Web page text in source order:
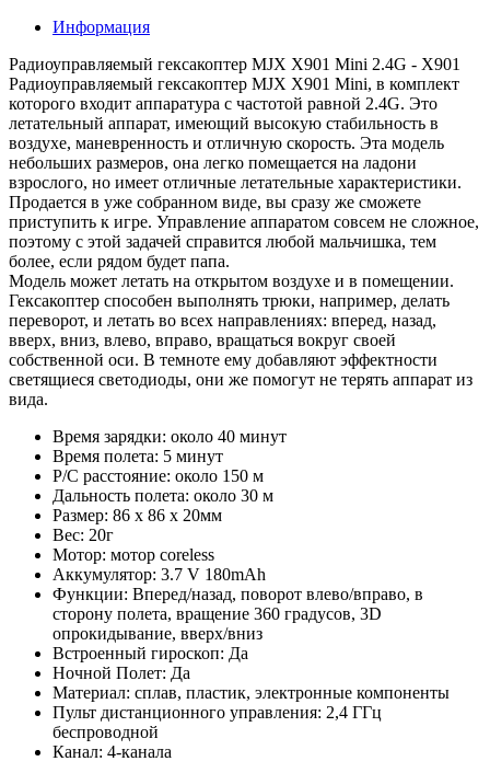
Информация
Радиоуправляемый гексакоптер MJX X901 Mini 2.4G - X901
Радиоуправляемый гексакоптер MJX X901 Mini, в комплект
которого входит аппаратура с частотой равной 2.4G. Это
летательный аппарат, имеющий высокую стабильность в
воздухе, маневренность и отличную скорость. Эта модель
небольших размеров, она легко помещается на ладони
взрослого, но имеет отличные летательные характеристики.
Продается в уже собранном виде, вы сразу же сможете
приступить к игре. Управление аппаратом совсем не сложное,
поэтому с этой задачей справится любой мальчишка, тем
более, если рядом будет папа.
Модель может летать на открытом воздухе и в помещении.
Гексакоптер способен выполнять трюки, например, делать
переворот, и летать во всех направлениях: вперед, назад,
вверх, вниз, влево, вправо, вращаться вокруг своей
собственной оси. В темноте ему добавляют эффектности
светящиеся светодиоды, они же помогут не терять аппарат из
вида.
Время зарядки: около 40 минут
Время полета: 5 минут
Р/C расстояние: около 150 м
Дальность полета: около 30 м
Размер: 86 х 86 х 20мм
Вес: 20г
Мотор: мотор coreless
Аккумулятор: 3.7 V 180mAh
Функции: Вперед/назад, поворот влево/вправо, в
сторону полета, вращение 360 градусов, 3D
опрокидывание, вверх/вниз
Встроенный гироскоп: Да
Ночной Полет: Да
Материал: сплав, пластик, электронные компоненты
Пульт дистанционного управления: 2,4 ГГц
беспроводной
Канал: 4-канала